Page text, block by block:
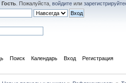
Гость . Пожалуйста,войдите или
Поиск Календарь Вход Регистрация